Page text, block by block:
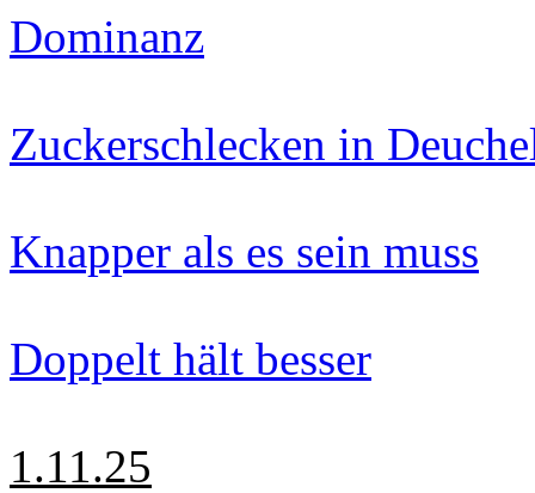
Dominanz
Zuckerschlecken in
Knapper als es sein muss
Doppelt hält besser
1.11.25